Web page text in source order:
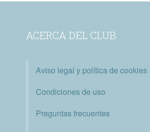
ACERCA DEL CLUB
Aviso legal y política de cookies
Condiciones de uso
Preguntas frecuentes